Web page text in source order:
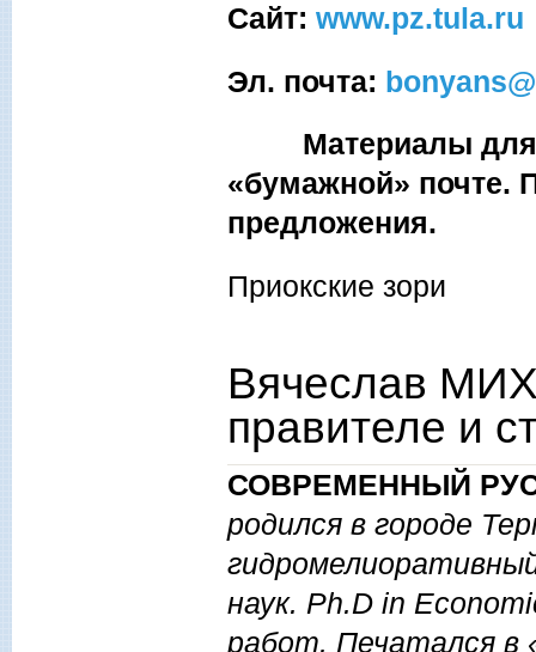
Сайт: www.pz.tula.ru
Эл. почта:
Материалы для
«бумажной» почте.
предложения.
Приокские зори
Вячеслав
правителе и
СОВРЕМЕННЫЙ
родился в городе
наук. Ph.D in
работ. Печатался в